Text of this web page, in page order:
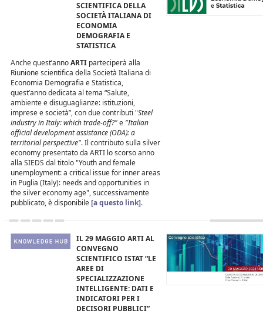
SCIENTIFICA DELLA
SOCIETÀ ITALIANA DI
ECONOMIA
DEMOGRAFIA E
STATISTICA
Anche quest’annoARTI parteciperà alla
Riunione scientifica della Società Italiana di
Economia Demografia e Statistica,
quest’anno dedicata al tema “Salute,
ambiente e disuguaglianze: istituzioni,
imprese e società”, con due contributi "Steel
industry in Italy: which trade-off?"e "Italian
official development assistance (ODA): a
territorial perspective". Il contributo sulla silver
economy presentato da ARTI lo scorso anno
alla SIEDS dal titolo "Youth and female
unemployment: a critical issue for inner areas
in Puglia (Italy): needs and opportunities in
the silver economy age", successivamente
pubblicato, è disponibile[a questo link].
IL 29 MAGGIO ARTI AL
CONVEGNO
SCIENTIFICO ISTAT “LE
AREE DI
SPECIALIZZAZIONE
INTELLIGENTE: DATI E
INDICATORI PER I
DECISORI PUBBLICI”